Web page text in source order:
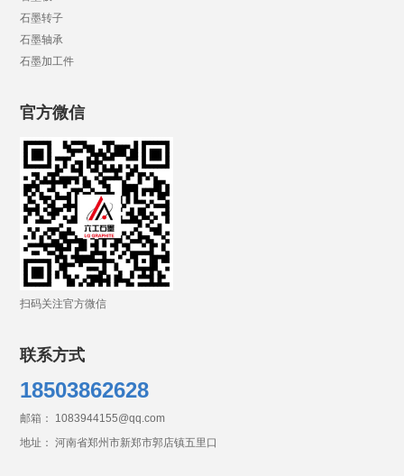
石墨转子
石墨轴承
石墨加工件
官方微信
扫码关注官方微信
联系方式
18503862628
邮箱： 1083944155@qq.com
地址： 河南省郑州市新郑市郭店镇五里口